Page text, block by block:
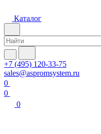
Каталог
+7 (495) 120-33-75
sales@aspromsystem.ru
0
0
0